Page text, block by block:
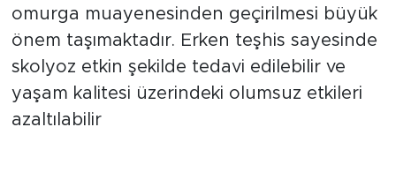
omurga muayenesinden geçirilmesi büyük
önem taşımaktadır. Erken teşhis sayesinde
skolyoz etkin şekilde tedavi edilebilir ve
yaşam kalitesi üzerindeki olumsuz etkileri
azaltılabilir